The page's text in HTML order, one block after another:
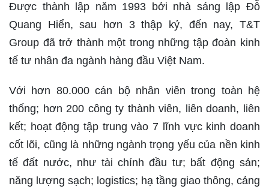
Được thành lập năm 1993 bởi nhà sáng lập Đỗ
Quang Hiển, sau hơn 3 thập kỷ, đến nay, T&T
Group đã trở thành một trong những tập đoàn kinh
tế tư nhân đa ngành hàng đầu Việt Nam.
Với hơn 80.000 cán bộ nhân viên trong toàn hệ
thống; hơn 200 công ty thành viên, liên doanh, liên
kết; hoạt động tập trung vào 7 lĩnh vực kinh doanh
cốt lõi, cũng là những ngành trọng yếu của nền kinh
tế đất nước, như tài chính đầu tư; bất động sản;
năng lượng sạch; logistics; hạ tầng giao thông, cảng